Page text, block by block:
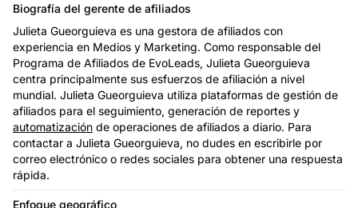
Biografía del gerente de afiliados
Julieta Gueorguieva es una gestora de afiliados con
experiencia en Medios y Marketing. Como responsable del
Programa de Afiliados de EvoLeads, Julieta Gueorguieva
centra principalmente sus esfuerzos de afiliación a nivel
mundial. Julieta Gueorguieva utiliza plataformas de gestión de
afiliados para el seguimiento, generación de reportes y
automatización de operaciones de afiliados a diario. Para
contactar a Julieta Gueorguieva, no dudes en escribirle por
correo electrónico o redes sociales para obtener una respuesta
rápida.
Enfoque geográfico